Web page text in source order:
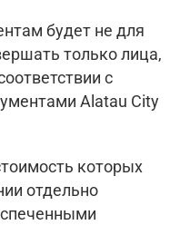
будет не для
только лица,
с
Alatau City
которых
отдельно